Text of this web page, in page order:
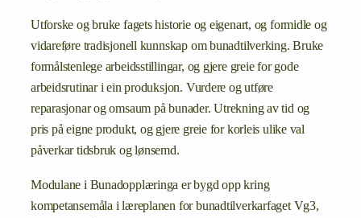
Utforske og bruke fagets historie og eigenart, og formidle og
vidareføre tradisjonell kunnskap om bunadtilverking. Bruke
formålstenlege arbeidsstillingar, og gjere greie for gode
arbeidsrutinar i ein produksjon. Vurdere og utføre
reparasjonar og omsaum på bunader. Utrekning av tid og
pris på eigne produkt, og gjere greie for korleis ulike val
påverkar tidsbruk og lønsemd.
Modulane i Bunadopplæringa er bygd opp kring
kompetansemåla i læreplanen for bunadtilverkarfaget Vg3,